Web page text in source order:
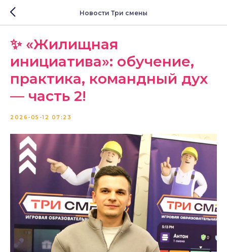
Новости Три смены
✨ «Жилищная
инициатива»: обучение,
практика, командный дух
— часть 2!
2026-05-12 07:23